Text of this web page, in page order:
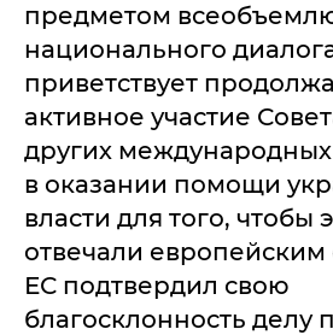
предметом
национального
приветствует
активное участие
других
в оказании помощи
власти для того,
отвечали европейским
ЕС подтвердил свою
благосклонность делу